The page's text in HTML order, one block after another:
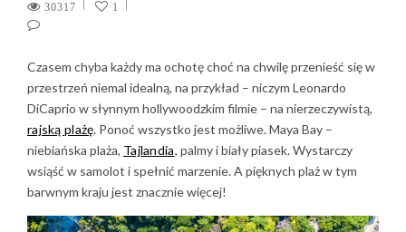
30317 1
Czasem chyba każdy ma ochotę choć na chwilę przenieść się w
przestrzeń niemal idealną, na przykład – niczym Leonardo
DiCaprio w słynnym hollywoodzkim filmie – na nierzeczywistą,
rajską plażę. Ponoć wszystko jest możliwe. Maya Bay –
niebiańska plaża, Tajlandia, palmy i biały piasek. Wystarczy
wsiąść w samolot i spełnić marzenie. A pięknych plaż w tym
barwnym kraju jest znacznie więcej!